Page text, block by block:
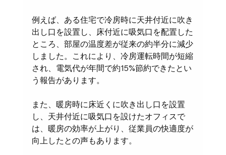
例えば、ある住宅で冷房時に天井付近に吹き
出し口を設置し、床付近に吸気口を配置した
ところ、部屋の温度差が従来の約半分に減少
しました。これにより、冷房運転時間が短縮
され、電気代が年間で約15%節約できたとい
う報告があります。
また、暖房時に床近くに吹き出し口を設置
し、天井付近に吸気口を設けたオフィスで
は、暖房の効率が上がり、従業員の快適度が
向上したとの声もあります。